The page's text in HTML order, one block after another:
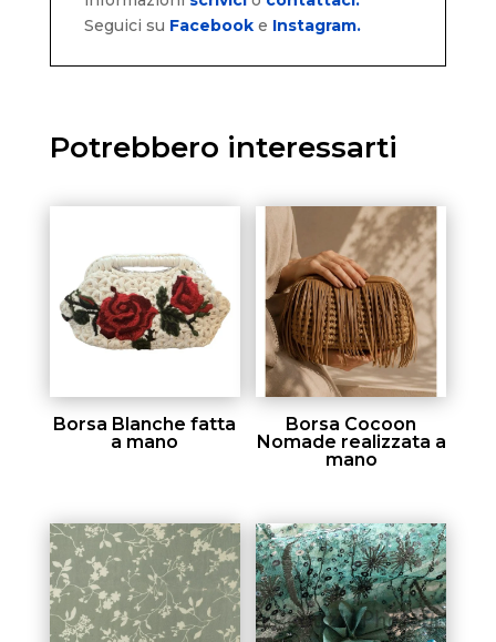
Seguici su Facebooke Instagram.
Potrebbero interessarti
Borsa Blanche fatta
a mano
Borsa Cocoon
Nomade realizzata a
mano